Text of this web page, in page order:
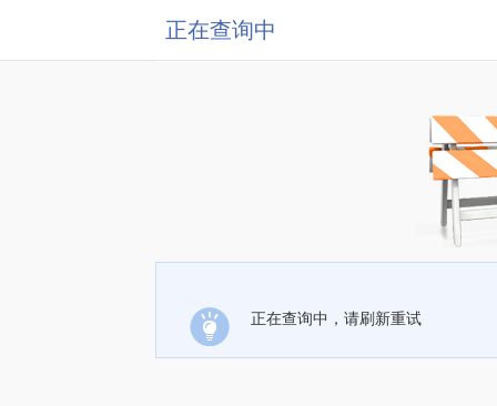
正在查询中
正在查询中，请刷新重试